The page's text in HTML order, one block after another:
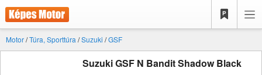
Motor/Túra, Sporttúra /Suzuki /GSF
Suzuki GSF N Bandit Shadow Black